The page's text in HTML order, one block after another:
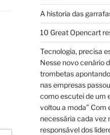
A historia das
10 Great Opencart
Tecnologia, precisa
Nesse novo cenário
trombetas
nas empresas
como escutei de um
voltou a moda” Com
necessária cada vez
responsável dos